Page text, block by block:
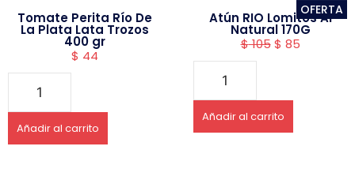
Tomate Perita Río De
La Plata Lata Trozos
400 gr
$ 44
Añadir al carrito
OFERTA
Atún RIO Lomitos Al
Natural 170G
$105 $ 85
Añadir al carrito